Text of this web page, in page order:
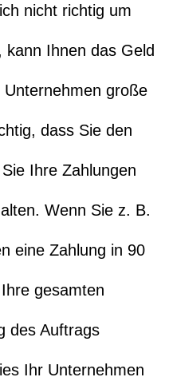
nicht richtig um
Ihnen das Geld
große
dass Sie den
Ihre Zahlungen
Wenn Sie z. B.
eine Zahlung in 90
gesamten
des Auftrags
Ihr Unternehmen